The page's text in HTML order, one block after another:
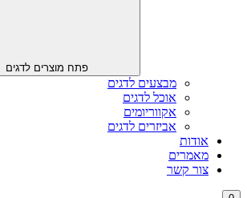
פתח מוצרים לדגים
מבצעים לדגים
אוכל לדגים
אקווריומים
אביזרים לדגים
אודות
מאמרים
צור קשר